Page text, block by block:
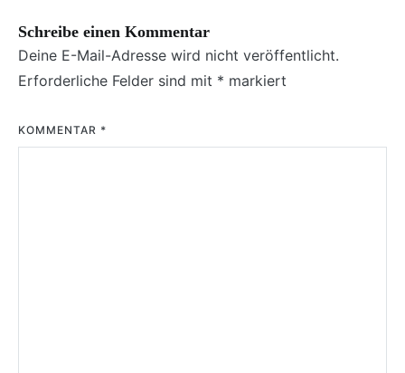
Schreibe einen Kommentar
Deine E-Mail-Adresse wird nicht veröffentlicht.
Erforderliche Felder sind mit * markiert
KOMMENTAR *